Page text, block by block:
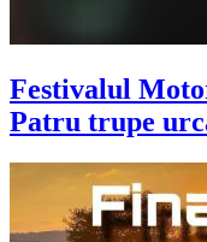
Festivalul
Patru trupe